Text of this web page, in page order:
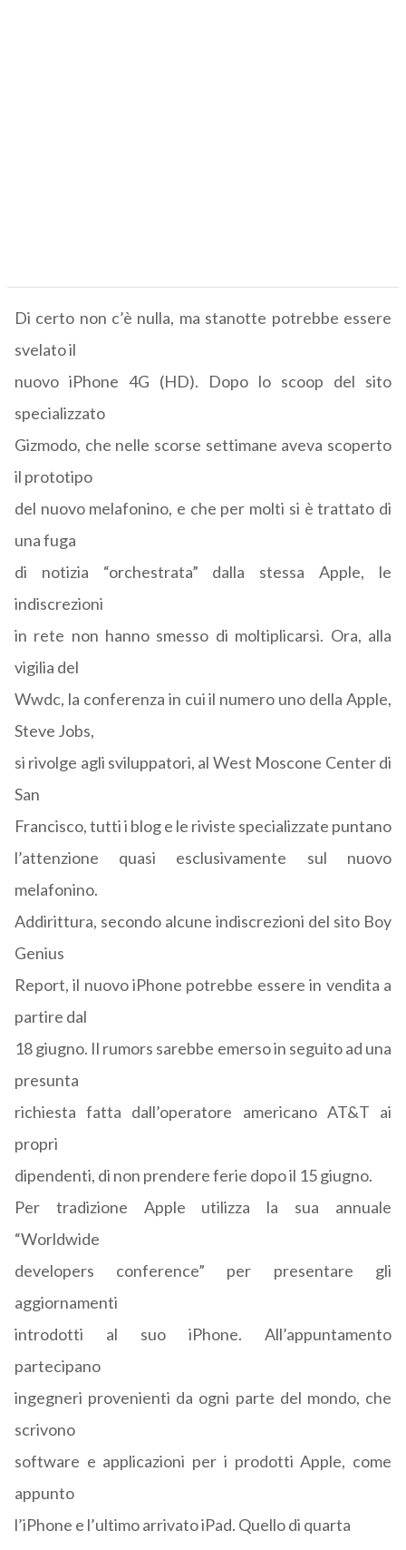
Di certo non c’è nulla, ma stanotte potrebbe essere
svelato il
nuovo iPhone 4G (HD). Dopo lo scoop del sito
specializzato
Gizmodo, che nelle scorse settimane aveva scoperto
il prototipo
del nuovo melafonino, e che per molti si è trattato di
una fuga
di notizia “orchestrata” dalla stessa Apple, le
indiscrezioni
in rete non hanno smesso di moltiplicarsi. Ora, alla
vigilia del
Wwdc, la conferenza in cui il numero uno della Apple,
Steve Jobs,
si rivolge agli sviluppatori, al West Moscone Center di
San
Francisco, tutti i blog e le riviste specializzate puntano
l’attenzione quasi esclusivamente sul nuovo
melafonino.
Addirittura, secondo alcune indiscrezioni del sito Boy
Genius
Report, il nuovo iPhone potrebbe essere in vendita a
partire dal
18 giugno. Il rumors sarebbe emerso in seguito ad una
presunta
richiesta fatta dall’operatore americano AT&T ai
propri
dipendenti, di non prendere ferie dopo il 15 giugno.
Per tradizione Apple utilizza la sua annuale
“Worldwide
developers conference” per presentare gli
aggiornamenti
introdotti al suo iPhone. All’appuntamento
partecipano
ingegneri provenienti da ogni parte del mondo, che
scrivono
software e applicazioni per i prodotti Apple, come
appunto
l’iPhone e l’ultimo arrivato iPad. Quello di quarta